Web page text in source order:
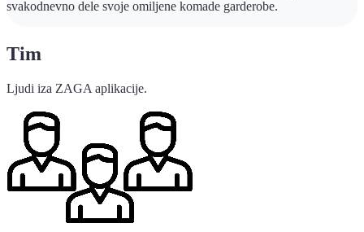
svakodnevno dele svoje omiljene komade garderobe.
Tim
Ljudi iza ZAGA aplikacije.